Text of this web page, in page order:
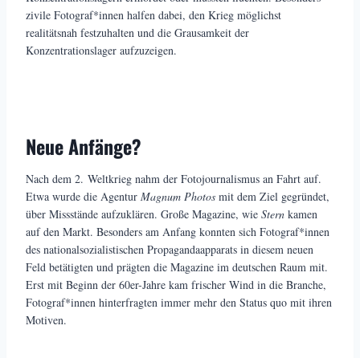
zivile Fotograf*innen halfen dabei, den Krieg möglichst
realitätsnah festzuhalten und die Grausamkeit der
Konzentrationslager aufzuzeigen.
Neue Anfänge?
Nach dem 2. Weltkrieg nahm der Fotojournalismus an Fahrt auf.
Etwa wurde die Agentur Magnum Photos mit dem Ziel gegründet,
über Missstände aufzuklären. Große Magazine, wie Stern kamen
auf den Markt. Besonders am Anfang konnten sich Fotograf*innen
des nationalsozialistischen Propagandaapparats in diesem neuen
Feld betätigten und prägten die Magazine im deutschen Raum mit.
Erst mit Beginn der 60er-Jahre kam frischer Wind in die Branche,
Fotograf*innen hinterfragten immer mehr den Status quo mit ihren
Motiven.